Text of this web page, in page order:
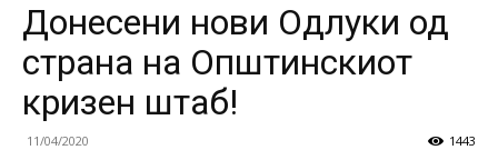
Донесени нови Одлуки од
страна на Општинскиот
кризен штаб!
11/04/2020 1443